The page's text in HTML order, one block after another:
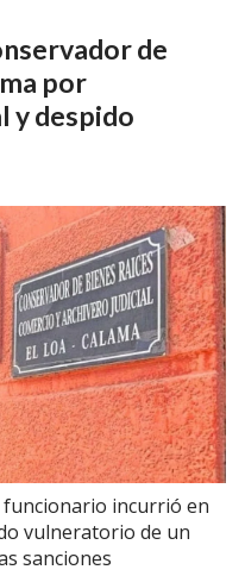
de
por
y despido
funcionario incurrió en
vulneratorio de un
sanciones